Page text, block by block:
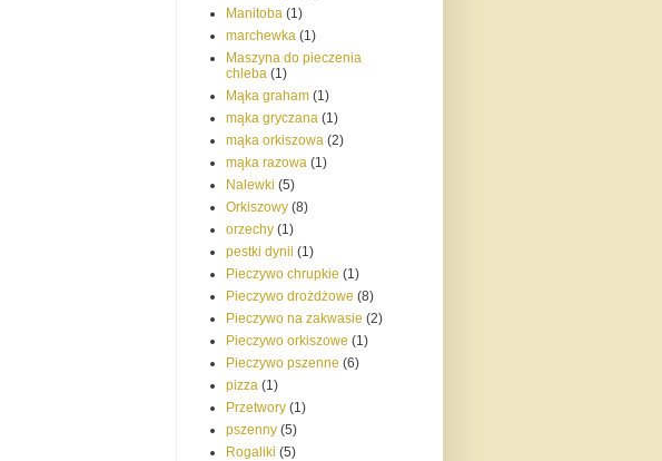
Manitoba (1)
marchewka (1)
Maszyna do pieczenia
chleba (1)
Mąka graham (1)
mąka gryczana (1)
mąka orkiszowa (2)
mąka razowa (1)
Nalewki (5)
Orkiszowy (8)
orzechy (1)
pestki dynii (1)
Pieczywo chrupkie (1)
Pieczywo drożdżowe (8)
Pieczywo na zakwasie (2)
Pieczywo orkiszowe (1)
Pieczywo pszenne (6)
pizza (1)
Przetwory (1)
pszenny (5)
Rogaliki (5)